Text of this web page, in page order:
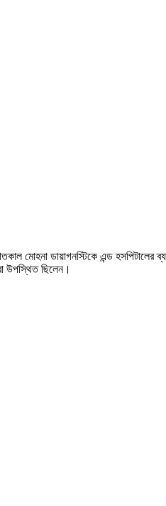
মোহনা ডায়াগনস্টিকে এন্ড
উপস্থিত ছিলেন।